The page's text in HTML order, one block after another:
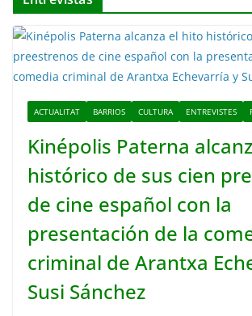
ACTUALITAT BARRIOS CULTURA ENTREVISTES
Kinépolis Paterna
histórico de sus cien
de cine español con la
presentación de la
criminal de Arantxa
Susi Sánchez